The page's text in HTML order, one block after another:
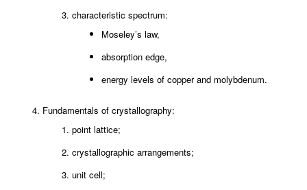
characteristic spectrum:
Moseley’s law,
absorption edge,
energy levels of copper and molybdenum.
Fundamentals of crystallography:
point lattice;
crystallographic arrangements;
unit cell;